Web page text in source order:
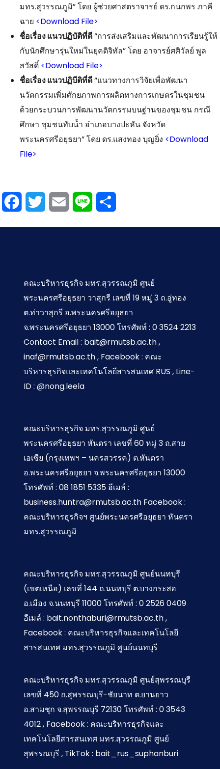
มทร.สุวรรณภูมิ” โดย ผู้ช่วยศาสตราจารย์ ดร.กนกพร ภาคี
ฉาย <Download File>
ชื่อเรื่อง แนวปฏิบัติที่ดี“การส่งเสริมและพัฒนาการเรียนรู้ให้
กับนักศึกษารุ่นใหม่ในยุคดิจิทัล” โดย อาจารย์ศศิวัลย์ พูล
สวัสดิ์ <Download File>
ชื่อเรื่อง แนวปฏิบีติที่ดี“แนวทางการวิจัยเพื่อพัฒนา
นวัตกรรมเพิ่มศักยภาพการผลิตทางการเกษตรในชุมชน
ด้วยกระบวนการพัฒนานวัตกรรมบนฐ่านของชุมชน กรณี
ศึกษา ชุมชนทับน้ำ อำเภอบางปะหัน จังหวัด
พระนครศรีอยุธยา” โดย ดร.แสงทอง บุญยิ่ง <Download
File>
Facebook
Twitter Email Line
คณะบริหารธุรกิจ มทร.สุวรรณภูมิ ศูนย์
พระนครศรีอยุธยา วาสุกรี เลขที่ 19 หมู่ 3 ถ.อู่ทอง
ต.ท่าวาสุกรี อ.พระนครศรีอยุธยา
จ.พระนครศรีอยุธยา 13000 โทรศัพท์ : 0 3524 2213
Contact Email : bait@rmutsb.ac.th ,
inaf@rmutsb.ac.th , Facebook : คณะ
บริหารธุรกิจและเทคโนโลยีสารสนเทศ RUS , Line-
ID : @nong.leela
คณะบริหารธุรกิจ มทร.สุวรรณภูมิ ศูนย์
พระนครศรีอยุธยา หันตรา เลขที่ 60 หมู่ 3 ถ.สาย
เอเซีย (กรุงเทพฯ – นครสวรรค) ต.หันตรา
อ.พระนครศรีอยุธยา จ.พระนครศรีอยุธยา 13000
โทรศัพท์ : 08 1851 5335 อีเมล์ :
business.huntra@rmutsb.ac.th Facebook :
คณะบริหารธุรกิจฯ ศูนย์พระนครศรีอยุธยา หันตรา
มทร.สุวรรณภูมิ
คณะบริหารธุรกิจ มทร.สุวรรณภูมิ ศูนย์นนทบุรี
(เขตเหนือ) เลขที่ 144 ถ.นนทบุรี ต.บางกระสอ
อ.เมือง จ.นนทบุรี 11000 โทรศัพท์ : 0 2526 0409
อีเมล์ : bait.nonthaburi@rmutsb.ac.th ,
Facebook : คณะบริหารธุรกิจและเทคโนโลยี
สารสนเทศ มทร.สุวรรณภูมิ ศูนย์นนทบุรี
คณะบริหารธุรกิจ มทร.สุวรรณภูมิ ศูนย์สุพรรณบุรี
เลขที่ 450 ถ.สุพรรณบุรี-ชัยนาท ต.ยานยาว
อ.สามชุก จ.สุพรรณบุรี 72130 โทรศัพท์ : 0 3543
4012 , Facebook : คณะบริหารธุรกิจและ
เทคโนโลยีสารสนเทศ มทร.สุวรรณภูมิ ศูนย์
สุพรรณบุรี , TikTok : bait_rus_suphanburi